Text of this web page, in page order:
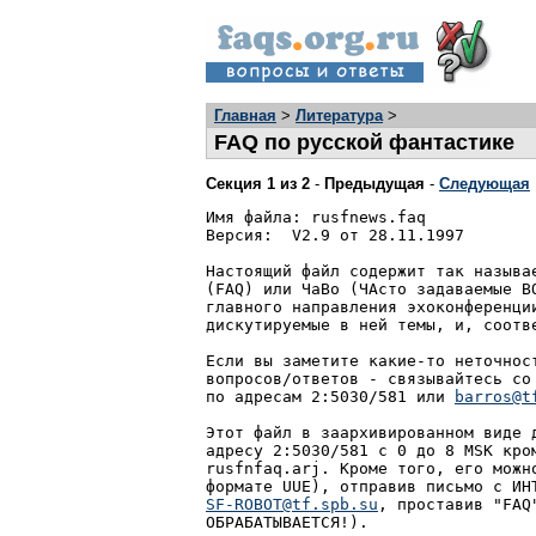
Главная > Литература>
FAQ по русской фантастике
Секция 1 из 2 - Предыдущая - Следующая
Имя файла: rusfnews.faq
Версия:  V2.9 от 28.11.1997
Настоящий файл содержит так
(FAQ) или ЧаВо (ЧАсто задаваемые
главного направления
дискутируемые в ней темы, и,
Если вы заметите какие-то
вопросов/ответов - связывайтесь
по адресам 2:5030/581 или
Этот файл в заархивированном
адресу 2:5030/581 с 0 до 8 MSK
rusfnfaq.arj. Кроме того, его
SF-ROBOT@tf.spb.su , проставив "FAQ" в поле Subj (ТЕЛО ПИСЬМА НЕ
ОБРАБАТЫВАЕТСЯ!).

==================================================================
Новое:

   6.1. Группа "Людены"


==================================================================

      Содержание

 0. Вступление

 1. Что такое фантастика?
   1.1. Альтернативная история
   1.2. Новая Волна
   1.3. Киберпанк
   1.4. "Волны" в отечественной фантастике
   1.5. Четвертая волна
   1.6. Турбореализм
   1.7. Поколение 90-х.

 2. Списки лауреатов фантастических премий
 3. Какие книги написал(а/и) автор(ы)...
 4. А не хочет ли кто-нибудь поговорить о...
 5. В чем разница между научной фантастикой и фэнтези?
 6. Сообщества любителей фантастики
   6.1. Группа "Людены"
   6.2. Клуб "Лоцман"
   6.3. Русскоязычные сообщества любителей фантастики
        за пределами СНГ
 7. Терминология и общепринятые сокращения
 8. Смайлики
 9. Вопросы о конкретных текстах, авторах и т.д.
   9.0  Кто такой Борис Завгородний?
   9.1. "Христолюди"
   9.2. "Amber Chronicles" ## 11, 12, 13...
   9.3. "M.Y.T.H." ## 11, 12, 13...
   9.4. Кто такой "Г.Л.Олди"?
   9.5. Кто такая "Мэделайн Симонс"?
   9.6. Будет ли полностью издан на русском языке "Черный отряд"
        Глена Кука?
   9.7. "Миры братьев Стругацких"
   9.8. ЧАВО по конкретным авторам
 10. Книжные магазины и книги по почте
 11. Эхоконференции по фантастике
 12. Фантастика на BBS
 13. Мэйл-сервер
 14. Фантастика в Internet

--------------------------------------------------------------

0. Вступление

RU.SF.NEWS - эхоконференция FIDO, посвященная обсуждению вопросов,
касающихся фантастики. Настоящий текст призван уберечь новых
участников эхоконференции от необходимости входить в курс дела,
задавая вопросы, не представляющие интереса для большинства
других участников эхоконференции (например, "Кто такой Борис
Завгородний и что из фантастики он написал?"). Впрочем, за такие
вопросы вас никто бить не будет. Но не удивлюсь, если их не
сочтут достойными ответа.

Кстати: если вы увидите в эхоконференции вопрос, на который, как
вы считаете, могут ответить очень многие, отвечайте нетмейлом!
Надо объяснять, почему? ;)

Всегда помните, что:

- В эхоконференции вы общаетесь с людьми, которые ничем
   не хуже вас. Пишите им так, как вы хотели бы, чтобы они
   писали вам.

- Не теряйте способности распознавать юмор и иронические
   интонации! Даже если пишущий не проставляет этемы (смайлики)
   явно, он очень часто их подразумевает.

- У некоторых конференций (у RU.SF.NEWS в том числе) есть
   приятная особенность - в них участвуют авторы дискутируемых
   в эхе произведений. Если вы пишете в конференцию отзыв на
   произведение, не следует при этом обращаться к автору - это
   может спровоцировать вас самих на некорректность. Пишите
   для всех - и автор это прочтет как рецензию, а не как наезд
   (если, допустим, книга вам не понравилась). Это не исключает
   возможности того, что автор обидится (для авторов это вообще
   свойственно), но сведет вероятность этого события к некоторому
   минимуму.

- Некоторые люди терпеть не могут, когда им в начале детектива
   сообщают, кто убийца. Иногда сходная ситуация возникает и в
   конференции - допустим, вы уже прочитали какую-то книгу, а
   другой участник конференции - нет. В этом случае он,
   возможно, НЕ ХОЧЕТ узнавать содержание книги - в то время,
   как вам не терпится эту книгу обсудить. В этом случае
   используйте так называемые spoilers - отбивки,